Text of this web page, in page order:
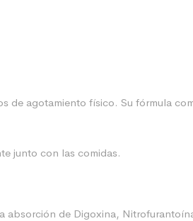
de agotamiento físico. Su fórmula
junto con las comidas.
absorción de Digoxina,